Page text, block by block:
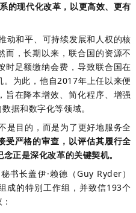
现代化改革，以更高效、更有
动和平、可持续发展和人权的核
而，长期以来，联合国的资源不
时足额缴纳会费，导致联合国在
为此，他自2017年上任以来便
旨在降本增效、简化程序、增强
据和数字化等领域。
是目的，而是为了更好地服务全
受严格的审查，以评估其履行全
正是深化改革的关键契机。
书长盖伊·赖德（Guy Ryder）
成的特别工作组，并致信193个